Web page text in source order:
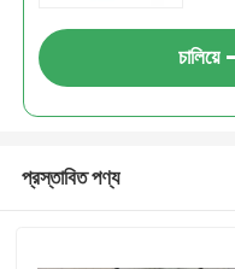
চালিয়ে
প্রস্তাবিত পণ্য